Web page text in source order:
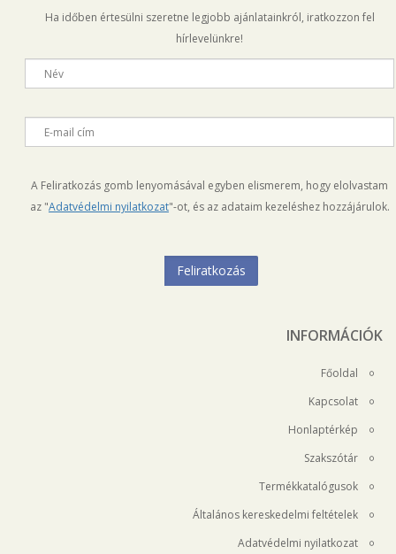
Ha időben értesülni szeretne legjobb ajánlatainkról, iratkozzon fel
hírlevelünkre!
Név
E-mail cím
A Feliratkozás gomb lenyomásával egyben elismerem, hogy elolvastam
az "Adatvédelmi nyilatkozat"-ot, és az adataim kezeléshez hozzájárulok.
INFORMÁCIÓK
Főoldal
Kapcsolat
Honlaptérkép
Szakszótár
Termékkatalógusok
Általános kereskedelmi feltételek
Adatvédelmi nyilatkozat